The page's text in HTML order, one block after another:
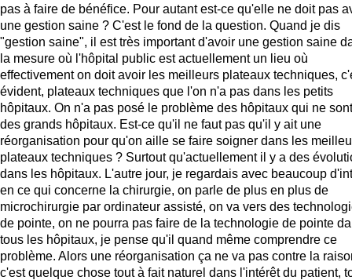
pas à faire de bénéfice. Pour autant est-ce qu'elle ne doit pas
une gestion saine ? C'est le fond de la question. Quand je dis
"gestion saine", il est très important d'avoir une gestion saine
la mesure où l'hôpital public est actuellement un lieu où
effectivement on doit avoir les meilleurs plateaux techniques,
évident, plateaux techniques que l'on n'a pas dans les petits
hôpitaux. On n'a pas posé le problème des hôpitaux qui ne
des grands hôpitaux. Est-ce qu'il ne faut pas qu'il y ait une
réorganisation pour qu'on aille se faire soigner dans les
plateaux techniques ? Surtout qu'actuellement il y a des
dans les hôpitaux. L'autre jour, je regardais avec beaucoup
en ce qui concerne la chirurgie, on parle de plus en plus de
microchirurgie par ordinateur assisté, on va vers des
de pointe, on ne pourra pas faire de la technologie de pointe
tous les hôpitaux, je pense qu'il quand même comprendre ce
problème. Alors une réorganisation ça ne va pas contre la
c'est quelque chose tout à fait naturel dans l'intérêt du patient,